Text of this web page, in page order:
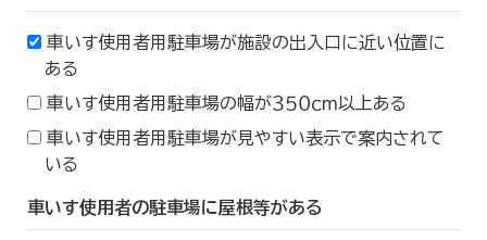
車いす使用者用駐車場が施設の出入口に近い位置に
ある
車いす使用者用駐車場の幅が３５０ｃｍ以上ある
車いす使用者用駐車場が見やすい表示で案内されて
いる
車いす使用者の駐車場に屋根等がある